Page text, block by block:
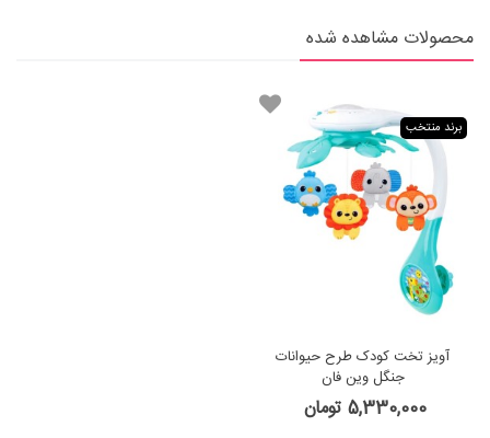
محصولات مشاهده شده
برند منتخب
آویز تخت کودک طرح حیوانات
جنگل وین فان
5,330,000 تومان